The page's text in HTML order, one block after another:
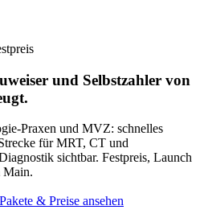
und Selbstzahler von
.
Praxen und MVZ: schnelles
für MRT, CT und
sichtbar. Festpreis, Launch
Main.
Pakete & Preise ansehen